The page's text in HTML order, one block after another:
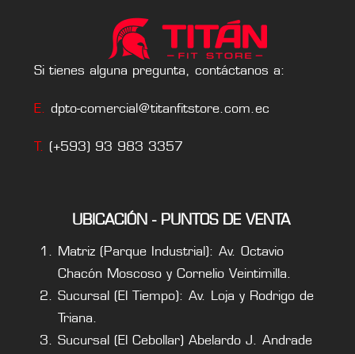
Si tienes alguna pregunta, contáctanos a:
E. dpto-comercial@titanfitstore.com.ec
T. (+593) 93 983 3357
UBICACIÓN - PUNTOS DE VENTA
Matriz (Parque Industrial): Av. Octavio
Chacón Moscoso y Cornelio Veintimilla.
Sucursal (El Tiempo): Av. Loja y Rodrigo de
Triana.
Sucursal (El Cebollar) Abelardo J. Andrade